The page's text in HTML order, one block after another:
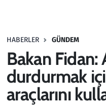
HABERLER GÜNDEM
Bakan Fidan:
durdurmak
araçlarını
Haber
Kültür Sanat
Kurumsal Haberler